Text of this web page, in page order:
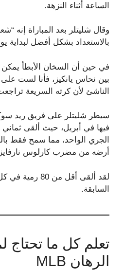
الساعة أثناء النزهة.
وقال شليتلر بعد المباراة إنه
بالاستعداد بشكل أفضل لبداية
في حين أن السخان الأبطأ
بين نحاس يانكيز، فأنا لست
الناشئ لأن كرته السريعة
سيطر شليتلر على فريق ريد
فيها في أبريل، حيث ألقى
الجري الواحد، مما سمح فقط
أرضه من مضرب كارلوس
لقد ألقى أقل من
السابقة.
تعلم كل ما تحتاج
الرهان MLB